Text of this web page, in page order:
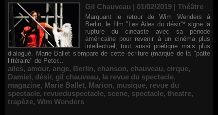
Gil Chauveau | 01/02/2019 | Théâtre
Marquant le retour de Wim Wenders à
Berlin, le film "Les Ailes du désir"* signe la
rupture du cinéaste avec sa période
américaine pour revenir à un cinéma plus
intellectuel, tout aussi poétique mais plus
dialogué. Marie Ballet s'empare de cette écriture (marqué de la "patte
littéraire" de Peter...
ailes, amour, ange, Berlin, chanson, chauveau, cirque,
Damiel, désir, gil chauveau, la revue du spectacle,
magazine, Marie Ballet, Marion, musique, revue du
spectacle, revueduspectacle, scene, spectacle, theatre,
trapèze, Wim Wenders